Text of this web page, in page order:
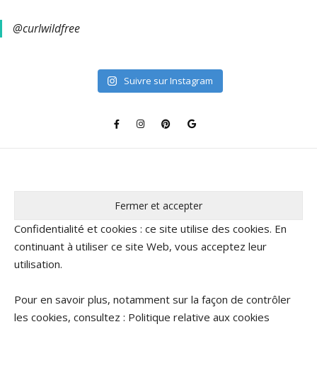
@curlwildfree
Suivre sur Instagram
Confidentialité et cookies : ce site utilise des cookies. En
continuant à utiliser ce site Web, vous acceptez leur
utilisation.
Pour en savoir plus, notamment sur la façon de contrôler
les cookies, consultez : Politique relative aux cookies